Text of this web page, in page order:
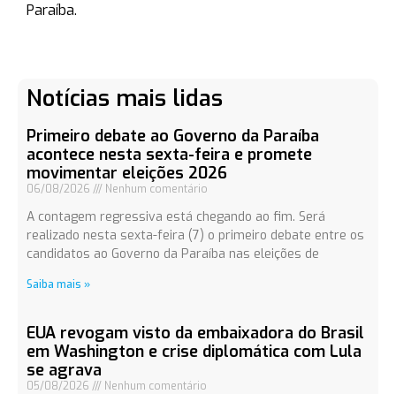
Paraíba.
Notícias mais lidas
Primeiro debate ao Governo da Paraíba
acontece nesta sexta-feira e promete
movimentar eleições 2026
06/08/2026 Nenhum comentário
A contagem regressiva está chegando ao fim. Será
realizado nesta sexta-feira (7) o primeiro debate entre os
candidatos ao Governo da Paraíba nas eleições de
Saiba mais »
EUA revogam visto da embaixadora do Brasil
em Washington e crise diplomática com Lula
se agrava
05/08/2026 Nenhum comentário